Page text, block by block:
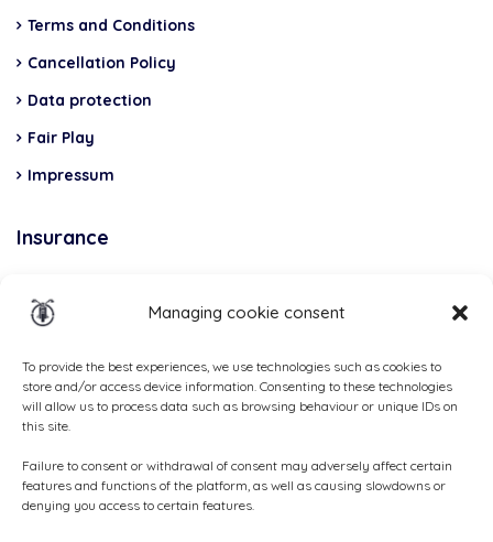
Managing cookie consent
To provide the best experiences, we use technologies such as cookies to
store and/or access device information. Consenting to these technologies
will allow us to process data such as browsing behaviour or unique IDs on
this site.
Failure to consent or withdrawal of consent may adversely affect certain
features and functions of the platform, as well as causing slowdowns or
denying you access to certain features.
Terms and Conditions
Cancellation Policy
Data protection
Fair Play
Impressum
Insurance
of
payment